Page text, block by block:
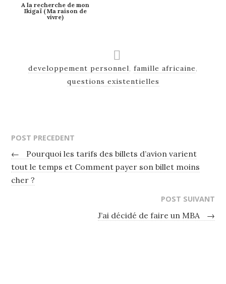
A la recherche de mon
Ikigaï ( Ma raison de
vivre)
developpement personnel, famille africaine,
questions existentielles
POST PRECEDENT
←
Pourquoi les tarifs des billets d’avion varient
tout le temps et Comment payer son billet moins
cher ?
POST SUIVANT
J’ai décidé de faire un MBA →